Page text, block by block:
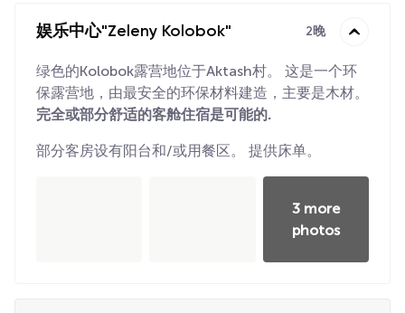
娱乐中心"Zeleny Kolobok" 2晚
绿色的Kolobok露营地位于Aktash村。 这是一个环
保露营地，由最安全的环保材料建造，主要是木材。
完全或部分舒适的客舱住宿是可能的.
部分客房设有阳台和/或用餐区。 提供床单。
3 more
photos